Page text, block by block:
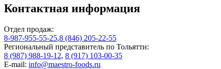
Контактная информация
Отдел продаж:
8-987-955-55-25,8 (846) 205-22-55
Региональный представитель по Тольятти:
8 (987) 988-19-12, 8 (917) 103-00-35
E-mail: info@maestro-foods.ru